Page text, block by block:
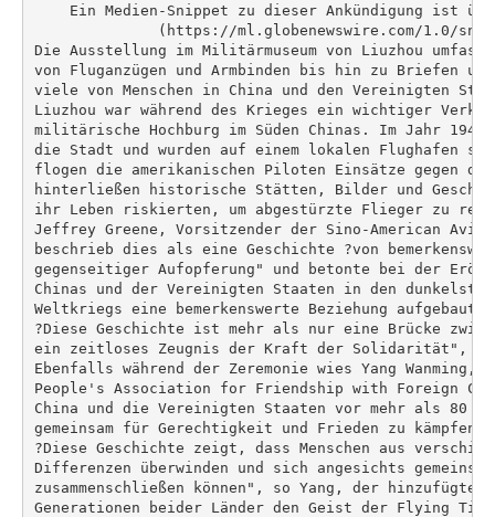
Ein Medien-Snippet zu dieser Ankündigung ist
(https://ml.globenewswire.com/1.0/
Die Ausstellung im Militärmuseum von Liuzhou
von Fluganzügen und Armbinden bis hin zu Briefen und
viele von Menschen in China und den Vereinigten
Liuzhou war während des Krieges ein wichtiger
militärische Hochburg im Süden Chinas. Im Jahr
die Stadt und wurden auf einem lokalen Flughafen
flogen die amerikanischen Piloten Einsätze gegen
hinterließen historische Stätten, Bilder und
ihr Leben riskierten, um abgestürzte Flieger zu
Jeffrey Greene, Vorsitzender der Sino-American
beschrieb dies als eine Geschichte ?von
gegenseitiger Aufopferung" und betonte bei der
Chinas und der Vereinigten Staaten in den dunkelsten
Weltkriegs eine bemerkenswerte Beziehung aufgebaut
?Diese Geschichte ist mehr als nur eine Brücke
ein zeitloses Zeugnis der Kraft der Solidarität", so
Ebenfalls während der Zeremonie wies Yang Wanming,
People's Association for Friendship with Foreign
China und die Vereinigten Staaten vor mehr als 80
gemeinsam für Gerechtigkeit und Frieden zu kämpfen.
?Diese Geschichte zeigt, dass Menschen aus
Differenzen überwinden und sich angesichts
zusammenschließen können", so Yang, der
Generationen beider Länder den Geist der Flying